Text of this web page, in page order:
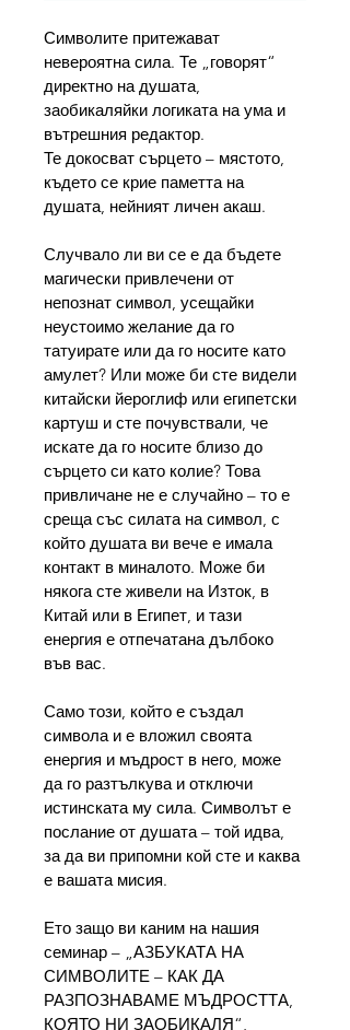
Символите притежават
невероятна сила. Те „говорят“
директно на душата,
заобикаляйки логиката на ума и
вътрешния редактор.
Те докосват сърцето – мястото,
където се крие паметта на
душата, нейният личен акаш.
Случвало ли ви се е да бъдете
магически привлечени от
непознат символ, усещайки
неустоимо желание да го
татуирате или да го носите като
амулет? Или може би сте видели
китайски йероглиф или египетски
картуш и сте почувствали, че
искате да го носите близо до
сърцето си като колие? Това
привличане не е случайно – то е
среща със силата на символ, с
който душата ви вече е имала
контакт в миналото. Може би
някога сте живели на Изток, в
Китай или в Египет, и тази
енергия е отпечатана дълбоко
във вас.
Само този, който е създал
символа и е вложил своята
енергия и мъдрост в него, може
да го разтълкува и отключи
истинската му сила. Символът е
послание от душата – той идва,
за да ви припомни кой сте и каква
е вашата мисия.
Ето защо ви каним на нашия
семинар – „АЗБУКАТА НА
СИМВОЛИТЕ – КАК ДА
РАЗПОЗНАВАМЕ МЪДРОСТТА,
КОЯТО НИ ЗАОБИКАЛЯ“,